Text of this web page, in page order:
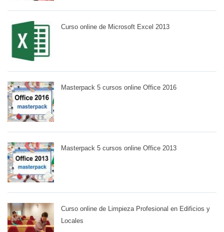
Curso online de Microsoft Excel 2013
Masterpack 5 cursos online Office 2016
Masterpack 5 cursos online Office 2013
Curso online de Limpieza Profesional en Edificios y
Locales